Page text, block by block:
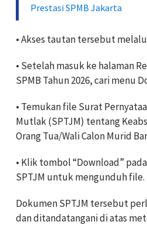
Prestasi SPMB Jakarta
• Akses tautan tersebut
• Setelah masuk ke halaman
SPMB Tahun 2026, cari menu
• Temukan file Surat
Mutlak (SPTJM) tentang
Orang Tua/Wali Calon Murid
• Klik tombol “Download”
SPTJM untuk mengunduh file.
Dokumen SPTJM tersebut
dan ditandatangani di atas